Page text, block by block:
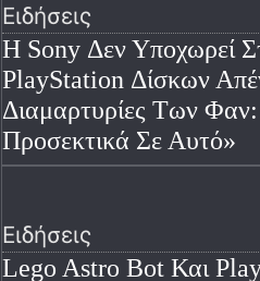
Ειδήσεις
Η Sony Δεν Υποχωρεί
PlayStation Δίσκων
Διαμαρτυρίες Των
Προσεκτικά Σε Αυτό»
Ειδήσεις
Lego Astro Bot Και